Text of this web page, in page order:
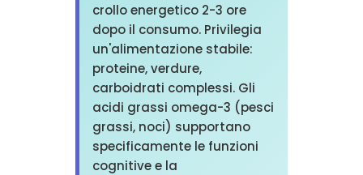
crollo energetico 2-3 ore
dopo il consumo. Privilegia
un'alimentazione stabile:
proteine, verdure,
carboidrati complessi. Gli
acidi grassi omega-3 (pesci
grassi, noci) supportano
specificamente le funzioni
cognitive e la